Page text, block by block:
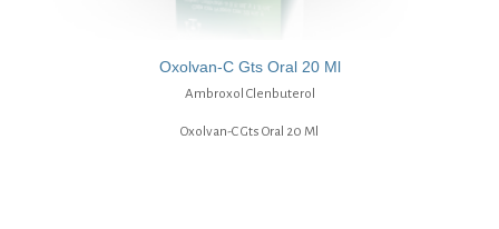
Oxolvan-C Gts Oral 20 Ml
Ambroxol Clenbuterol
Oxolvan-C Gts Oral 20 Ml